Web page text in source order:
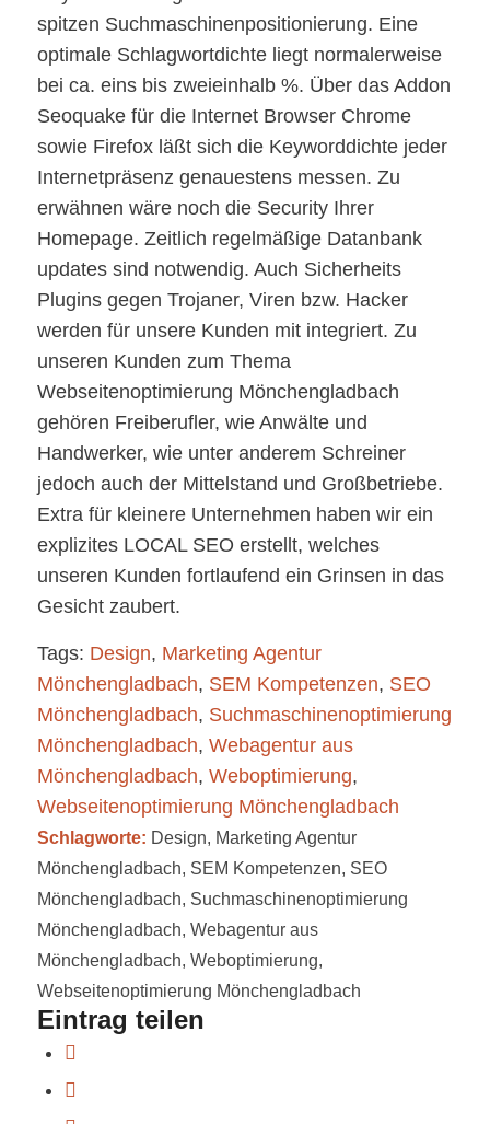
spitzen Suchmaschinenpositionierung. Eine
optimale Schlagwortdichte liegt normalerweise
bei ca. eins bis zweieinhalb %. Über das Addon
Seoquake für die Internet Browser Chrome
sowie Firefox läßt sich die Keyworddichte jeder
Internetpräsenz genauestens messen. Zu
erwähnen wäre noch die Security Ihrer
Homepage. Zeitlich regelmäßige Datanbank
updates sind notwendig. Auch Sicherheits
Plugins gegen Trojaner, Viren bzw. Hacker
werden für unsere Kunden mit integriert. Zu
unseren Kunden zum Thema
Webseitenoptimierung Mönchengladbach
gehören Freiberufler, wie Anwälte und
Handwerker, wie unter anderem Schreiner
jedoch auch der Mittelstand und Großbetriebe.
Extra für kleinere Unternehmen haben wir ein
explizites LOCAL SEO erstellt, welches
unseren Kunden fortlaufend ein Grinsen in das
Gesicht zaubert.
Tags: Design, Marketing Agentur
Mönchengladbach, SEM Kompetenzen, SEO
Mönchengladbach, Suchmaschinenoptimierung
Mönchengladbach, Webagentur aus
Mönchengladbach, Weboptimierung,
Webseitenoptimierung Mönchengladbach
Schlagworte: Design, Marketing Agentur
Mönchengladbach, SEM Kompetenzen, SEO
Mönchengladbach, Suchmaschinenoptimierung
Mönchengladbach, Webagentur aus
Mönchengladbach, Weboptimierung,
Webseitenoptimierung Mönchengladbach
Eintrag teilen